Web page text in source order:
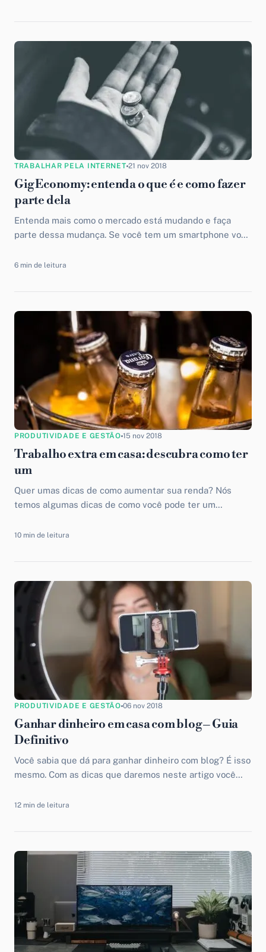
TRABALHAR PELA INTERNET 21 nov 2018
Gig Economy: entenda o que é e como fazer
parte dela
Entenda mais como o mercado está mudando e faça
parte dessa mudança. Se você tem um smartphone você
ganhar dinheiro ainda hoje.
6 min de leitura
PRODUTIVIDADE E GESTÃO 15 nov 2018
Trabalho extra em casa: descubra como ter
um
Quer umas dicas de como aumentar sua renda? Nós
temos algumas dicas de como você pode ter um
10 min de leitura
PRODUTIVIDADE E GESTÃO 06 nov 2018
Ganhar dinheiro em casa com blog – Guia
Definitivo
Você sabia que dá para ganhar dinheiro com blog? É isso
mesmo. Com as dicas que daremos neste artigo você
12 min de leitura